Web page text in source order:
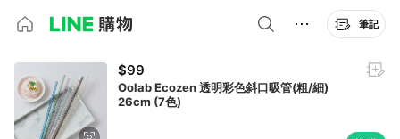
筆記
$99
Oolab Ecozen 透明彩色斜口吸管(粗/細)
26cm (7色)